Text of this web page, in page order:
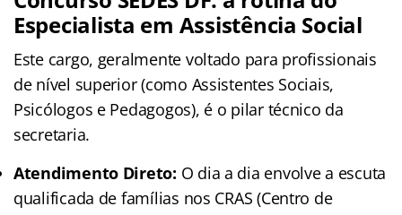
Especialista em Assistência Social
Este cargo, geralmente voltado para profissionais
de nível superior (como Assistentes Sociais,
Psicólogos e Pedagogos), é o pilar técnico da
secretaria.
Atendimento Direto: O dia a dia envolve a escuta
qualificada de famílias nos CRAS (Centro de